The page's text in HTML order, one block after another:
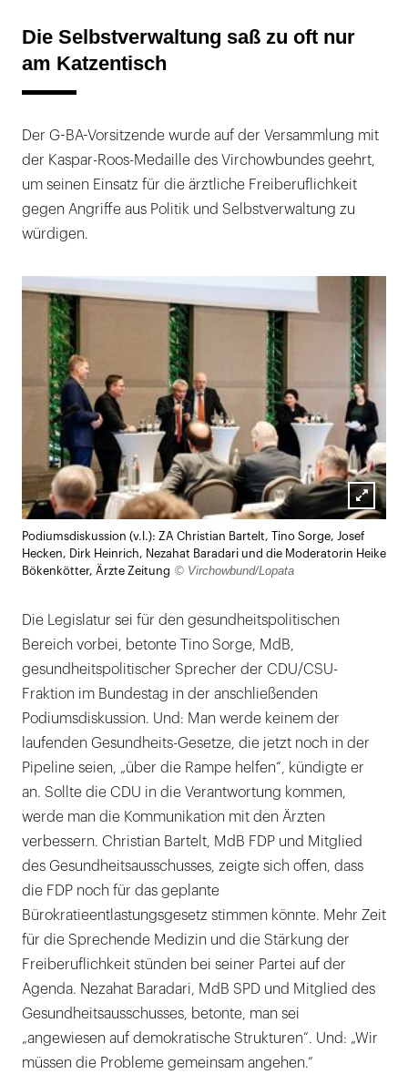
Die Selbstverwaltung saß zu oft nur
am Katzentisch
Der G-BA-Vorsitzende wurde auf der Versammlung mit
der Kaspar-Roos-Medaille des Virchowbundes geehrt,
um seinen Einsatz für die ärztliche Freiberuflichkeit
gegen Angriffe aus Politik und Selbstverwaltung zu
würdigen.
öffnen
Podiumsdiskussion (v.l.): ZA Christian Bartelt, Tino Sorge, Josef
Hecken, Dirk Heinrich, Nezahat Baradari und die Moderatorin Heike
Bökenkötter, Ärzte Zeitung © Virchowbund/Lopata
Die Legislatur sei für den gesundheitspolitischen
Bereich vorbei, betonte Tino Sorge, MdB,
gesundheitspolitischer Sprecher der CDU/CSU-
Fraktion im Bundestag in der anschließenden
Podiumsdiskussion. Und: Man werde keinem der
laufenden Gesundheits-Gesetze, die jetzt noch in der
Pipeline seien, „über die Rampe helfen“, kündigte er
an. Sollte die CDU in die Verantwortung kommen,
werde man die Kommunikation mit den Ärzten
verbessern. Christian Bartelt, MdB FDP und Mitglied
des Gesundheitsausschusses, zeigte sich offen, dass
die FDP noch für das geplante
Bürokratieentlastungsgesetz stimmen könnte. Mehr Zeit
für die Sprechende Medizin und die Stärkung der
Freiberuflichkeit stünden bei seiner Partei auf der
Agenda. Nezahat Baradari, MdB SPD und Mitglied des
Gesundheitsausschusses, betonte, man sei
„angewiesen auf demokratische Strukturen“. Und: „Wir
müssen die Probleme gemeinsam angehen.“